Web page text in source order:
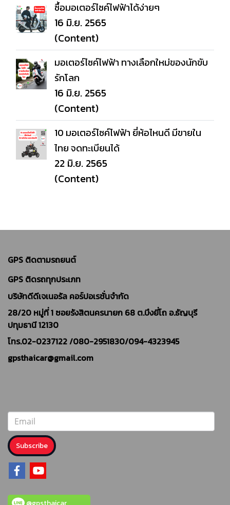
ซื้อมอเตอร์ไซค์ไฟฟ้าได้ง่ายๆ
16 มิ.ย. 2565
(Content)
มอเตอร์ไซค์ไฟฟ้า ทางเลือกใหม่ของนักขับ
รักโลก
16 มิ.ย. 2565
(Content)
10 มอเตอร์ไซค์ไฟฟ้า ยี่ห้อไหนดี มีขายใน
ไทย จดทะเบียนได้
22 มิ.ย. 2565
(Content)
GPS ติดตามรถยนต์
GPS ติดรถทุกประเภท
บริษัทดีดีเจเนอรัล คอร์ปอเรชั่นจำกัด
28/20 หมู่ที่ 1 ซอยรังสิตนครนายก 68 ต.บึงยี่โถ อ.ธัญบุรี
ปทุมธานี 12130
โทร.02-0237122 /080-2951830/094-4323945
gpsthaicar@gmail.com
Subscribe